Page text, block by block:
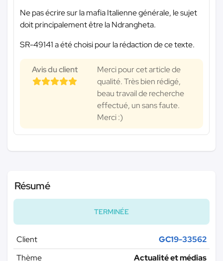
Ne pas écrire sur la mafia Italienne générale, le sujet
doit principalement être la Ndrangheta.
SR-49141 a été choisi pour la rédaction de ce texte.
Avis du client
Merci pour cet article de
qualité. Très bien rédigé,
beau travail de recherche
effectué, un sans faute.
Merci :)
Résumé
TERMINÉE
Client
GC19-33562
Thème
Actualité et médias